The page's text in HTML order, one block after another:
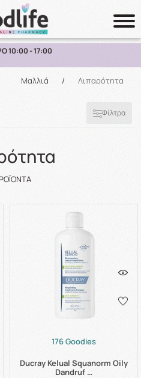
ΑΝΩ ΤΩΝ 10€
Μαλλιά / Λιπαρότητα
Φίλτρα
176 Goodies
Ducray Kelual Squanorm Oily
Dandruf …